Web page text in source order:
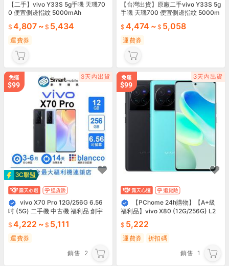
【二手】vivo Y33S 5g手嘰 天璣70
0 便宜側邊指紋 5000mAh
4,807 ~ 5,434
運費券
【台灣出貨】原廠二手vivo Y33S 5g
手嘰 天璣700 便宜側邊指紋 5000m
4,474 ~ 5,058
運費券
vivo X70 Pro 12G/256G 6.56
吋 (5G) 二手機 中古機 福利品 創宇
4,222 ~ 5,111
運費券
銷售
2
【PChome 24h購物】【A+級
福利品】vivo X80 (12G/256G) L2
5,222
運費券
折扣碼
銷售 1